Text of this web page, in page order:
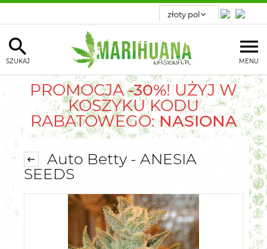
MENU
SZUKAJ
PROMOCJA-30%! UŻYJ W
KOSZYKU KODU
RABATOWEGO:NASIONA
Auto Betty - ANESIA
SEEDS